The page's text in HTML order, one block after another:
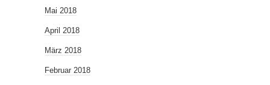
Mai 2018
April 2018
März 2018
Februar 2018